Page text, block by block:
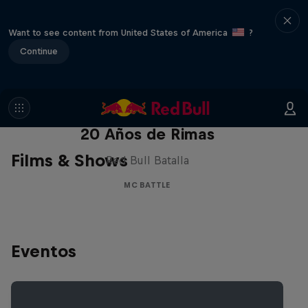
Want to see content from United States of America
?
Continue
Films & Shows
Red Bull Batalla Nueva Historia:
20 Años de Rimas
Red Bull Batalla
MC BATTLE
Eventos